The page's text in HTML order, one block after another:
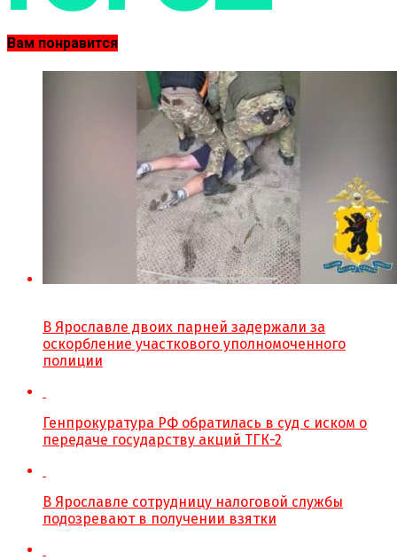
Вам понравится
В Ярославле двоих парней задержали за
оскорбление участкового уполномоченного
полиции
Генпрокуратура РФ обратилась в суд с иском о
передаче государству акций ТГК-2
В Ярославле сотрудницу налоговой службы
подозревают в получении взятки